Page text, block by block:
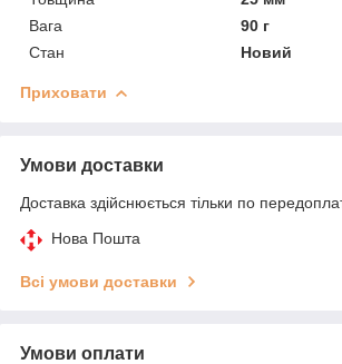
Вага
90 г
Стан
Новий
Приховати
Умови доставки
Доставка здійснюється тільки по
Нова Пошта
Всі умови доставки
Умови оплати